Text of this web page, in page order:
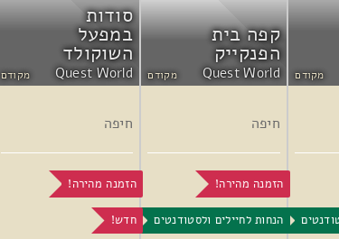
מקודם
קפה בית
הפנקייק
Quest World מקודם
חיפה
הזמנה מהירה!
הנחות לחיילים ולסטודנטים
סודות
במפעל
השוקולד
Quest World מקודם
חיפה
הזמנה מהירה!
חדש!